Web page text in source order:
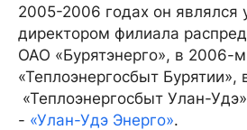
2005-2006 годах он
директором филиала
ОАО «Бурятэнерго», в 2006-м
«Теплоэнергосбыт Бурятии»,
«Теплоэнергосбыт Улан-
- «Улан-Удэ Энерго».